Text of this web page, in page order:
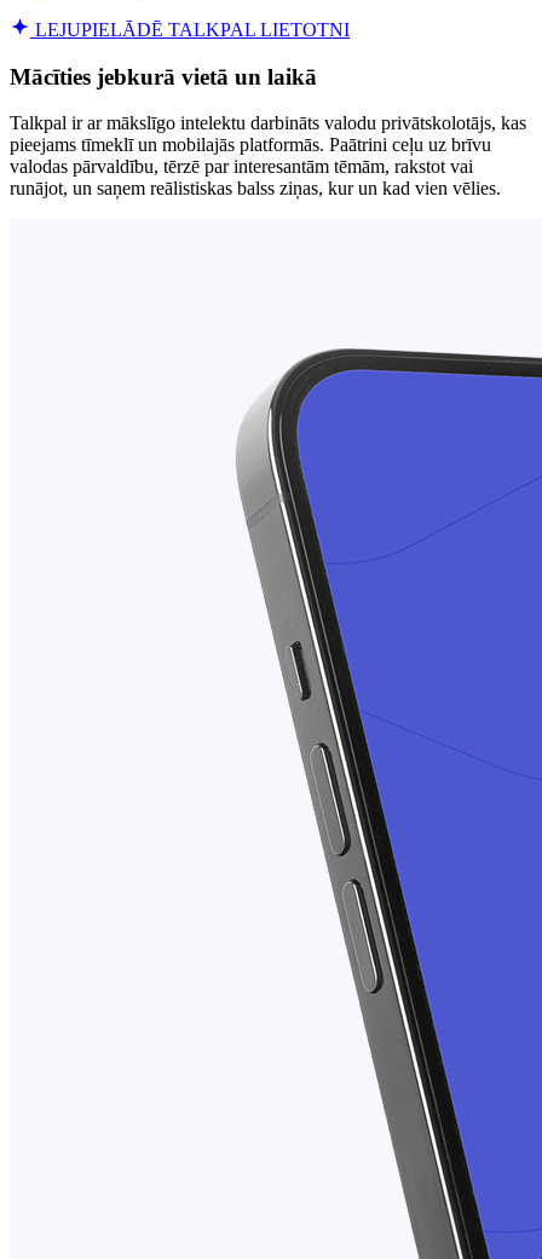
LEJUPIELĀDĒ TALKPAL LIETOTNI
Mācīties jebkurā vietā un laikā
Talkpal ir ar mākslīgo intelektu darbināts valodu privātskolotājs, kas
pieejams tīmeklī un mobilajās platformās. Paātrini ceļu uz brīvu
valodas pārvaldību, tērzē par interesantām tēmām, rakstot vai
runājot, un saņem reālistiskas balss ziņas, kur un kad vien vēlies.